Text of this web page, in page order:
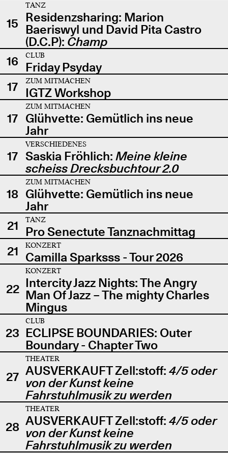
15
TANZ
Residenzsharing: Marion
Baeriswyl und David Pita Castro
(D.C.P): Champ
16
CLUB
Friday Psyday
17
ZUM MITMACHEN
IGTZ Workshop
17
ZUM MITMACHEN
Glühvette: Gemütlich ins neue
Jahr
17
VERSCHIEDENES
Saskia Fröhlich: Meine kleine
scheiss Drecksbuchtour 2.0
18
ZUM MITMACHEN
Glühvette: Gemütlich ins neue
Jahr
21
TANZ
Pro Senectute Tanznachmittag
21
KONZERT
Camilla Sparksss - Tour 2026
22
KONZERT
Intercity Jazz Nights: The Angry
Man Of Jazz – The mighty Charles
Mingus
23
CLUB
ECLIPSE BOUNDARIES: Outer
Boundary - Chapter Two
27
THEATER
AUSVERKAUFT Zell:stoff: 4/5 oder
von der Kunst keine
Fahrstuhlmusik zu werden
28
THEATER
AUSVERKAUFT Zell:stoff: 4/5 oder
von der Kunst keine
Fahrstuhlmusik zu werden